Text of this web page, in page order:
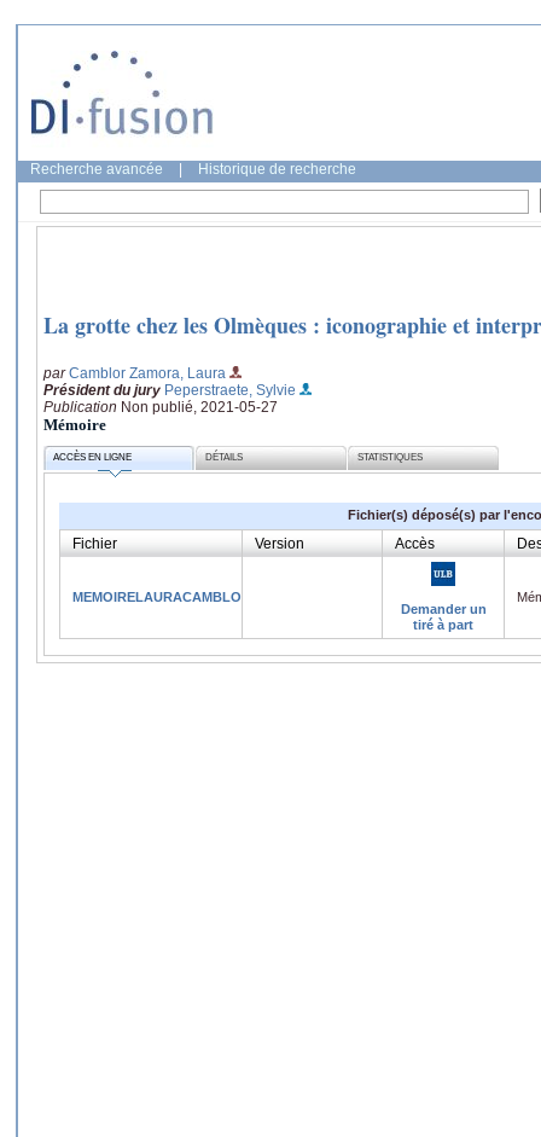
Recherche avancée Historique de recherche
La grotte chez les Olmèques : iconographie et
parCamblor Zamora, Laura
Président du jury Peperstraete, Sylvie
Publication Non publié, 2021-05-27
Mémoire
ACCÈS EN LIGNE DÉTAILS STATISTIQUES
Fichier(s) déposé(s) par
Fichier Version Accès
MEMOIRELAURACAMBLORZAMORA.pdf
Demander un
tiré à part